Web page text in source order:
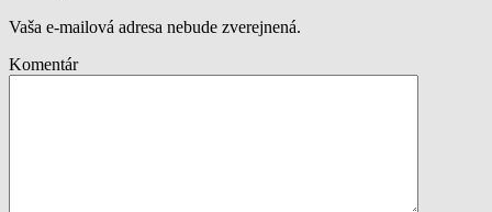
Vaša e-mailová adresa nebude zverejnená.
Komentár